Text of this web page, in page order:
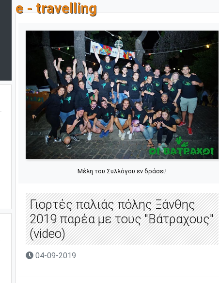
e - travelling
Μέλη του Συλλόγου εν δράσει!
Γιορτές παλιάς πόλης Ξάνθης
2019 παρέα με τους "Βάτραχους"
(video)
04-09-2019